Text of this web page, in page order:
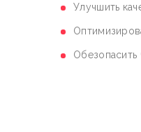
Улучшить
Обезопасить